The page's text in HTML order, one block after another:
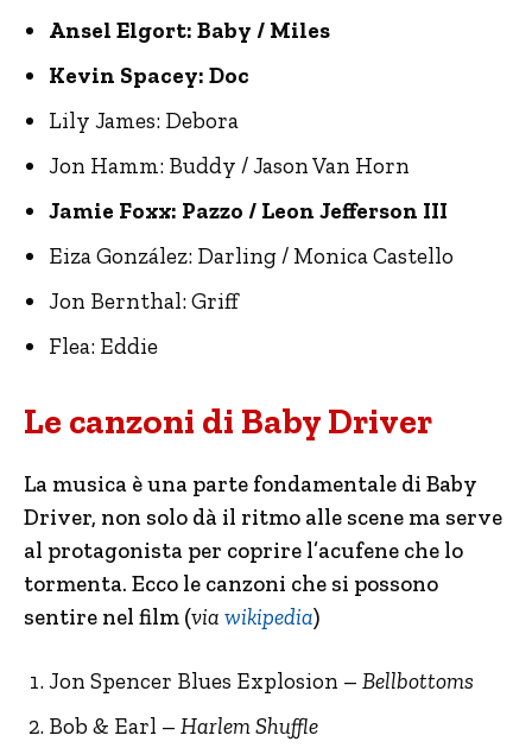
Ansel Elgort: Baby / Miles
Kevin Spacey: Doc
Lily James: Debora
Jon Hamm: Buddy / Jason Van Horn
Jamie Foxx: Pazzo / Leon Jefferson III
Eiza González: Darling / Monica Castello
Jon Bernthal: Griff
Flea: Eddie
Le canzoni di Baby Driver
La musica è una parte fondamentale di Baby
Driver, non solo dà il ritmo alle scene ma serve
al protagonista per coprire l’acufene che lo
tormenta. Ecco le canzoni che si possono
sentire nel film (via wikipedia)
Jon Spencer Blues Explosion – Bellbottoms
Bob & Earl – Harlem Shuffle